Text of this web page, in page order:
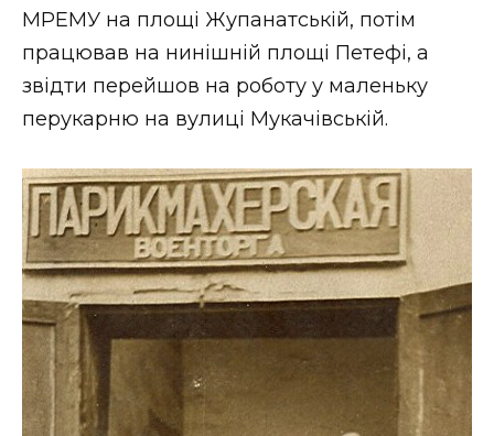
МРЕМУ на площі Жупанатській, потім
працював на нинішній площі Петефі, а
звідти перейшов на роботу у маленьку
перукарню на вулиці Мукачівській.